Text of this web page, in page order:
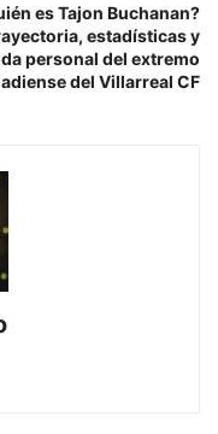
es Tajon Buchanan?
estadísticas y
personal del extremo
del Villarreal CF